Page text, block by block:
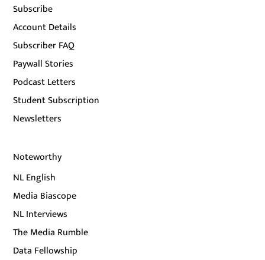
Subscribe
Account Details
Subscriber FAQ
Paywall Stories
Podcast Letters
Student Subscription
Newsletters
Noteworthy
NL English
Media Biascope
NL Interviews
The Media Rumble
Data Fellowship